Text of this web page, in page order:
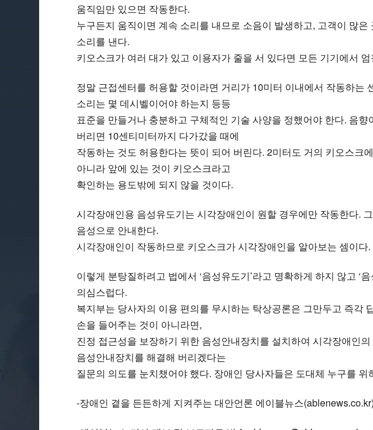
움직임만 있으면 작동한다.
누구든지 움직이면 계속 소리를 내므로 소음이 발생하고, 고객이 많
소리를 낸다.
키오스크가 여러 대가 있고 이용자가 줄을 서 있다면 모든 기기에서
정말 근접센터를 허용할 것이라면 거리가 10미터 이내에서 작동하는
소리는 몇 데시벨이어야 하는지 등등
표준을 만들거나 충분하고 구체적인 기술 사양을 정했어야 한다. 음
버리면 10센티미터까지 다가갔을 때에
작동하는 것도 허용한다는 뜻이 되어 버린다. 2미터도 거의 키오스크
아니라 앞에 있는 것이 키오스크라고
확인하는 용도밖에 되지 않을 것이다.
시각장애인용 음성유도기는 시각장애인이 원할 경우에만 작동한다.
음성으로 안내한다.
시각장애인이 작동하므로 키오스크가 시각장애인을 알아보는 셈이
이렇게 분탕질하려고 법에서 ‘음성유도기’라고 명확하게 하지 않고 ‘
의심스럽다.
복지부는 당사자의 이용 편의를 무시하는 탁상공론은 그만두고 즉각
손을 들어주는 것이 아니라면,
진정 접근성을 보장하기 위한 음성안내장치를 설치하여 시각장애인
음성안내장치를 해결해 버리겠다는
질문의 의도를 눈치챘어야 했다. 장애인 당사자들은 도대체 누구를
-장애인 곁을 든든하게 지켜주는 대안언론 에이블뉴스